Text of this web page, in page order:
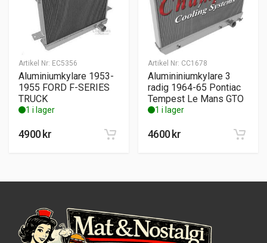
Artikel Nr: EC5356
Aluminiumkylare 1953-
1955 FORD F-SERIES
TRUCK
1 i lager
4900kr
Artikel Nr: CC1678
Alumininiumkylare 3
radig 1964-65 Pontiac
Tempest Le Mans GTO
1 i lager
4600kr